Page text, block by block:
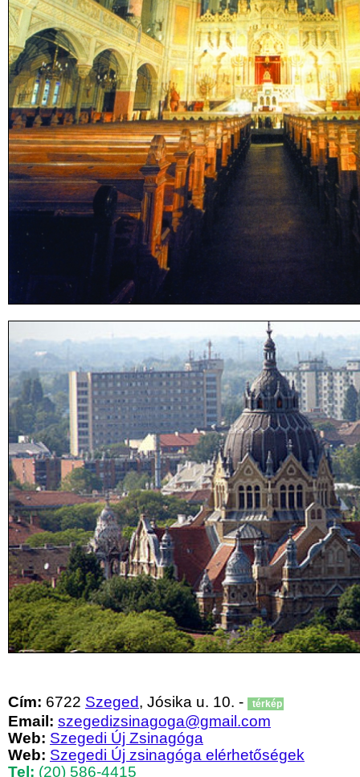
Cím: 6722 Szeged, Jósika u. 10. - térkép
Email: szegedizsinagoga@gmail.com
Web: Szegedi Új Zsinagóga
Web: Szegedi Új zsinagóga elérhetőségek
Tel: (20) 586-4415